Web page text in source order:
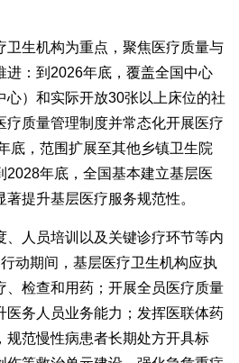
生机构为重点，聚焦医疗质量与
进：到2026年底，覆盖全国中心
心）和实际开放30张以上床位的社
疗质量管理制度并常态化开展医疗
底，范围扩展至其他乡镇卫生院
2028年底，全国基本建立基层医
提升基层医疗服务规范性。
人员培训以及关键诊疗环节等内
动期间，基层医疗卫生机构应执
、检查和用药；开展全员医疗质量
医务人员业务能力；发挥医联体药
规范慢性病患者长期处方开具标